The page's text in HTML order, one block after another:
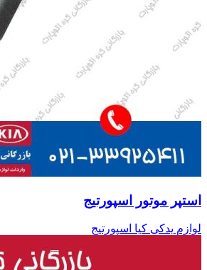
استپر موتور اسپورتیج
لوازم یدکی کیا اسپورتیج